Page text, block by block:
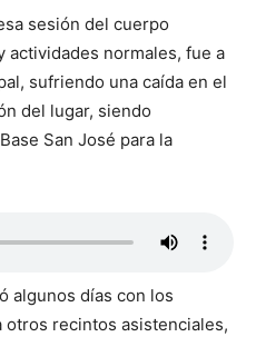
sesión del cuerpo
normales, fue a
sufriendo una caída en el
del lugar, siendo
San José para la
algunos días con los
recintos asistenciales,